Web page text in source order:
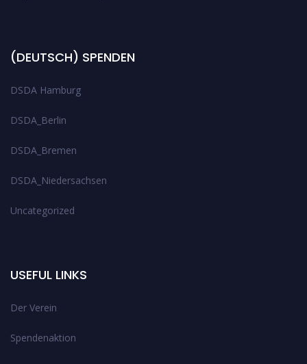
(DEUTSCH) SPENDEN
DSDA Hamburg
DSDA_Berlin
DSDA_Bremen
DSDA_Niedersachsen
Uncategorized
USEFUL LINKS
Der Verein
Spendenaktion